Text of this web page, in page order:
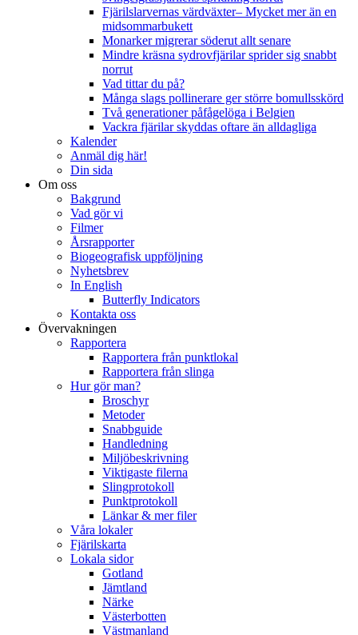
Fjärilslarvernas värdväxter– Mycket mer än en
midsommarbukett
Monarker migrerar söderut allt senare
Mindre kräsna sydrovfjärilar sprider sig snabbt
norrut
Vad tittar du på?
Många slags pollinerare ger större bomullsskörd
Två generationer påfågelöga i Belgien
Vackra fjärilar skyddas oftare än alldagliga
Kalender
Anmäl dig här!
Din sida
Om oss
Bakgrund
Vad gör vi
Filmer
Årsrapporter
Biogeografisk uppföljning
Nyhetsbrev
In English
Butterfly Indicators
Kontakta oss
Övervakningen
Rapportera
Rapportera från punktlokal
Rapportera från slinga
Hur gör man?
Broschyr
Metoder
Snabbguide
Handledning
Miljöbeskrivning
Viktigaste filerna
Slingprotokoll
Punktprotokoll
Länkar & mer filer
Våra lokaler
Fjärilskarta
Lokala sidor
Gotland
Jämtland
Närke
Västerbotten
Västmanland